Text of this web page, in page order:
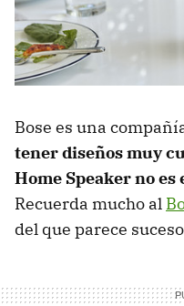
Bose es una
tener diseños muy
Home Speaker no
Recuerda mucho al
del que parece